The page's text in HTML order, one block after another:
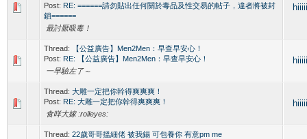
Post: RE: ======請勿貼出任何關於毒品及性交易的帖子，違者將被封
鎖======
最討厭吸毒！
hiiiii
Thread:
【公益廣告】Men2Men：早查早安心！
Post: RE: 【公益廣告】Men2Men：早查早安心！
一早驗左了～
hiiiii
Thread: 大雕一定把你幹得爽爽爽！
Post: RE: 大雕一定把你幹得爽爽爽！
食咩大嫁 :rolleyes:
hiiiii
Thread: 22歲哥哥搵細佬 被我錫 可包養你 有意pm me